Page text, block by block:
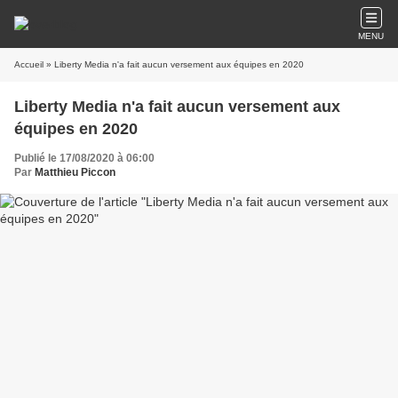
MENU
Accueil » Liberty Media n'a fait aucun versement aux équipes en 2020
Liberty Media n'a fait aucun versement aux
équipes en 2020
Publié le 17/08/2020 à 06:00
Par Matthieu Piccon